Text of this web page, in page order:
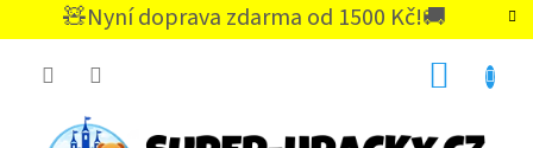
🧸Nyní doprava zdarma od 1500 Kč!🚚
CZK